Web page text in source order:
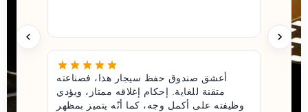
أعشق صندوق حفظ سيجار هذا، فصناعته
متقنة للغاية. إحكام إغلاقه ممتاز، ويؤدي
وظيفته على أكمل وجه، كما أنّه يتميز بمظهر